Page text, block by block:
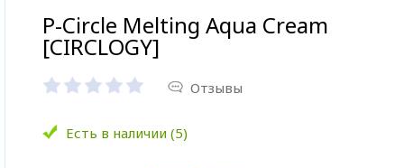
P-Circle Melting Aqua Cream
[CIRCLOGY]
Отзывы
Есть в наличии (5)